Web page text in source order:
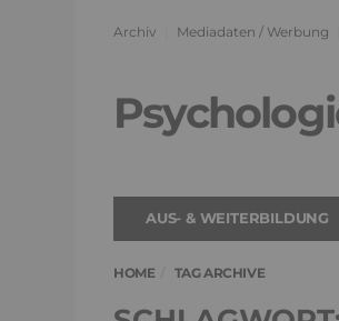
Archiv Mediadaten / Werbung
AUS- & WEITERBILDUNG
HOME TAG ARCHIVE